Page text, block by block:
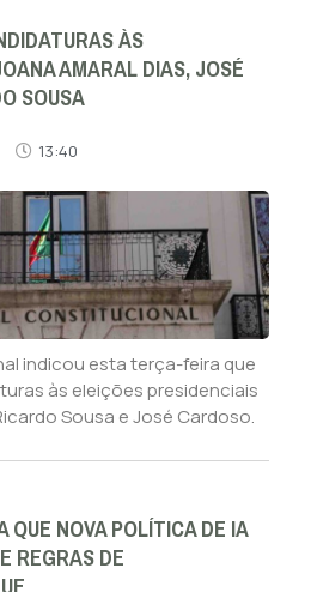
ÀS
AMARAL DIAS, JOSÉ
SOUSA
13:40
indicou esta terça-feira que
às eleições presidenciais
Sousa e José Cardoso.
QUE NOVA POLÍTICA DE IA
REGRAS DE